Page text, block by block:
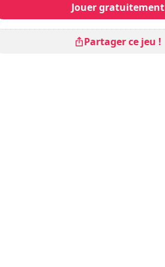
Jouer gratuitement
Partager ce jeu !